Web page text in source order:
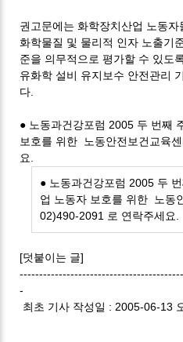
권고문에는 화학장치산업 노동
화학물질 및 물리적 인자 노출기
준을 의무적으로 평가할 수 있도
유화학 설비 유지보수 안전관리
다.
● 노동과건강포럼 2005 두 번째
보호를 위한 노동안전보건교육
요.
● 노동과건강포럼 2005 두
업 노동자 보호를 위한 노동
02)490-2091 로 연락주세요.
[덧붙이는 글]
-
최초 기사 작성일 : 2005-06-13